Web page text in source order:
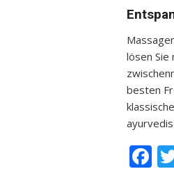
lösen Sie
besten